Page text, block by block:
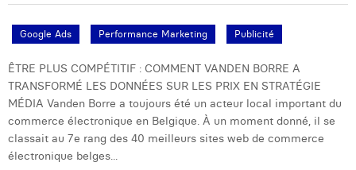
Google Ads Performance Marketing Publicité
ÊTRE PLUS COMPÉTITIF : COMMENT VANDEN BORRE A
TRANSFORMÉ LES DONNÉES SUR LES PRIX EN STRATÉGIE
MÉDIA Vanden Borre a toujours été un acteur local important du
commerce électronique en Belgique. À un moment donné, il se
classait au 7e rang des 40 meilleurs sites web de commerce
électronique belges...